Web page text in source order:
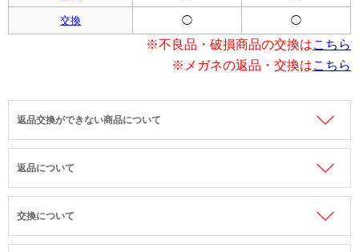
交換 ◯ ◯
※不良品・破損商品の交換はこちら
※メガネの返品・交換はこちら
返品交換ができない商品について
返品について
交換について